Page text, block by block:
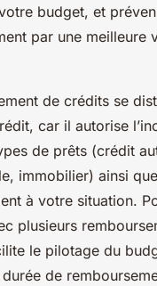
budget, et
par une meilleure
de crédits se
car il autorise
de prêts (crédit
immobilier) ainsi
à votre situation.
plusieurs
le pilotage du
de